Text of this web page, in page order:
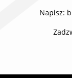
Napisz: